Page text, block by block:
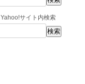
Yahoo!サイト内検索